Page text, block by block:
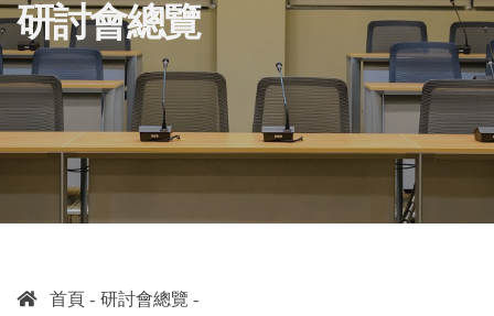
研討會總覽
首頁 研討會總覽